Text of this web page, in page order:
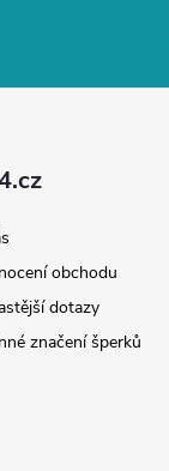
obchodu
dotazy
značení šperků